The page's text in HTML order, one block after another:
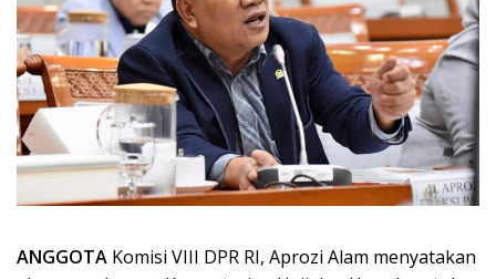
ANGGOTA Komisi VIII DPR RI, Aprozi Alam menyatakan